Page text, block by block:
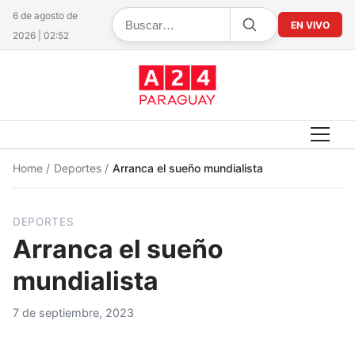
6 de agosto de
2026 | 02:52
EN VIVO
Home / Deportes / Arranca el sueño mundialista
DEPORTES
Arranca el sueño
mundialista
7 de septiembre, 2023